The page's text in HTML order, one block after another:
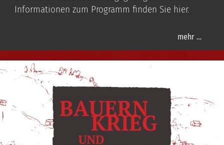
Informationen zum Programm finden Sie hier.
mehr …